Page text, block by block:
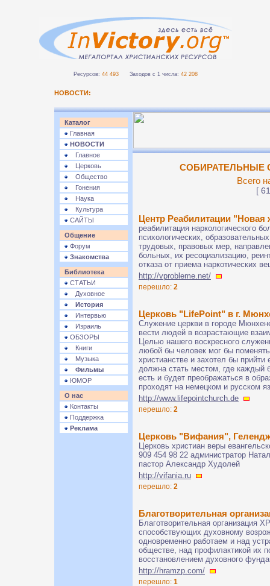
Ресурсов: 44 493 Заходов с 1 числа: 42 208
НОВОСТИ:
Каталог
Главная
НОВОСТИ
Главное
Церковь
Общество
Гонения
Наука
Культура
САЙТЫ
Общение
Форум
Знакомства
Библиотека
СТАТЬИ
Духовное
История
Интервью
Израиль
ОБЗОРЫ
Книги
Музыка
Фильмы
ЮМОР
О нас
Контакты
Поддержка
Реклама
СОБИРАТЕЛЬНЫЕ
Всего
[
Центр Реабилитации "Новая
реабилитация наркологического
психологических,
трудовых, правовых мер,
больных, их ресоциализацию,
отказа от приема наркотических
http://vprobleme.net/
перешло: 2
Церковь "LifePoint" в г.
Служение церкви в городе
вести людей в возрастающие
Целью нашего воскресного
любой бы человек мог бы
христианстве и захотел бы
должна стать местом, где каждый
есть и будет преображаться в
проходят на немецком и русском
http://www.lifepointchurch.de
перешло: 2
Церковь "Вифания",
Церковь христиан веры
909 454 98 22 администратор
пастор Александр Худолей
http://vifania.ru
перешло: 2
Благотворительная
Благотворительная организация
способствующих духовному
одновременно работаем и над
обществе, над профилактикой их
восстановлением духовного
http://hramzp.com/
перешло: 1